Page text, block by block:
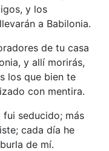
y los
a Babilonia.
de tu casa
y allí morirás,
los que bien te
con mentira.
fui seducido; más
cada día he
de mí.